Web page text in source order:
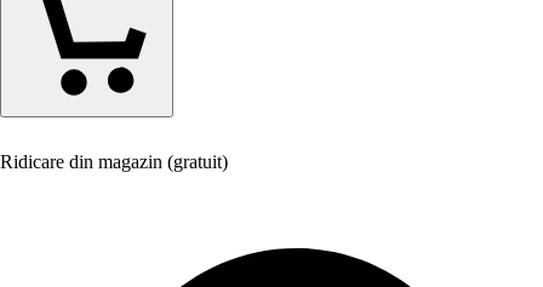
Ridicare din magazin (gratuit)